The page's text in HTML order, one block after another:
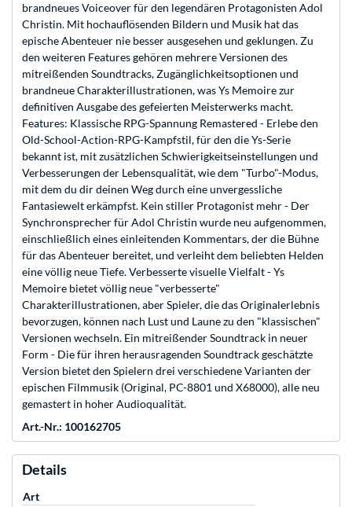
brandneues Voiceover für den legendären Protagonisten Adol
Christin. Mit hochauflösenden Bildern und Musik hat das
epische Abenteuer nie besser ausgesehen und geklungen. Zu
den weiteren Features gehören mehrere Versionen des
mitreißenden Soundtracks, Zugänglichkeitsoptionen und
brandneue Charakterillustrationen, was Ys Memoire zur
definitiven Ausgabe des gefeierten Meisterwerks macht.
Features: Klassische RPG-Spannung Remastered - Erlebe den
Old-School-Action-RPG-Kampfstil, für den die Ys-Serie
bekannt ist, mit zusätzlichen Schwierigkeitseinstellungen und
Verbesserungen der Lebensqualität, wie dem "Turbo"-Modus,
mit dem du dir deinen Weg durch eine unvergessliche
Fantasiewelt erkämpfst. Kein stiller Protagonist mehr - Der
Synchronsprecher für Adol Christin wurde neu aufgenommen,
einschließlich eines einleitenden Kommentars, der die Bühne
für das Abenteuer bereitet, und verleiht dem beliebten Helden
eine völlig neue Tiefe. Verbesserte visuelle Vielfalt - Ys
Memoire bietet völlig neue "verbesserte"
Charakterillustrationen, aber Spieler, die das Originalerlebnis
bevorzugen, können nach Lust und Laune zu den "klassischen"
Versionen wechseln. Ein mitreißender Soundtrack in neuer
Form - Die für ihren herausragenden Soundtrack geschätzte
Version bietet den Spielern drei verschiedene Varianten der
epischen Filmmusik (Original, PC-8801 und X68000), alle neu
gemastert in hoher Audioqualität.
Art.-Nr.: 100162705
Details
Art